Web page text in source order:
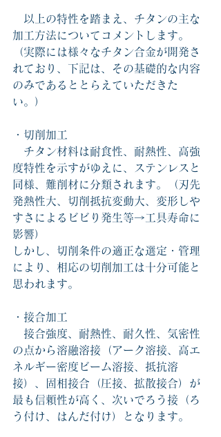
以上の特性を踏まえ、チタンの主な
加工方法についてコメントします。
（実際には様々なチタン合金が開発さ
れており、下記は、その基礎的な内容
のみであるととらえていただきた
い。）
・切削加工
チタン材料は耐食性、耐熱性、高強
度特性を示すがゆえに、ステンレスと
同様、難削材に分類されます。（刃先
発熱性大、切削抵抗変動大、変形しや
すさによるビビり発生等→工具寿命に
影響）
しかし、切削条件の適正な選定・管理
により、相応の切削加工は十分可能と
思われます。
・接合加工
接合強度、耐熱性、耐久性、気密性
の点から溶融溶接（アーク溶接、高エ
ネルギー密度ビーム溶接、抵抗溶
接）、固相接合（圧接、拡散接合）が
最も信頼性が高く、次いでろう接（ろ
う付け、はんだ付け）となります。